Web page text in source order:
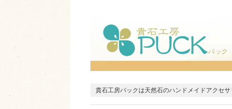
貴石工房パックは天然石のハンドメイドアクセ